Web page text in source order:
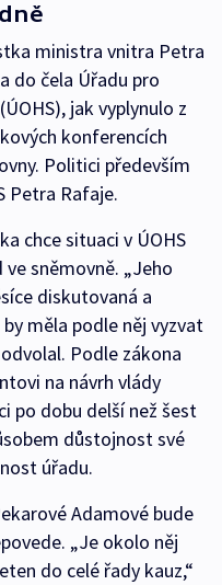
ministra vnitra Petra
do čela Úřadu pro
jak vyplynulo z
konferencích
Politici především
Petra Rafaje.
chce situaci v ÚOHS
sněmovně. „Jeho
diskutovaná a
měla podle něj vyzvat
Podle zákona
na návrh vlády
po dobu delší než šest
důstojnost své
úřadu.
Adamové bude
„Je okolo něj
do celé řady kauz,“